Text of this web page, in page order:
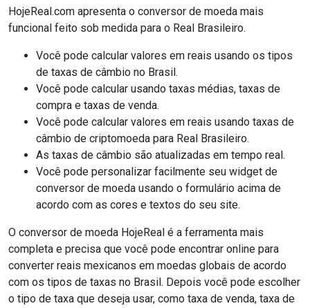
HojeReal.com apresenta o conversor de moeda mais
funcional feito sob medida para o Real Brasileiro.
Você pode calcular valores em reais usando os tipos
de taxas de câmbio no Brasil.
Você pode calcular usando taxas médias, taxas de
compra e taxas de venda.
Você pode calcular valores em reais usando taxas de
câmbio de criptomoeda para Real Brasileiro.
As taxas de câmbio são atualizadas em tempo real.
Você pode personalizar facilmente seu widget de
conversor de moeda usando o formulário acima de
acordo com as cores e textos do seu site.
O conversor de moeda HojeReal é a ferramenta mais
completa e precisa que você pode encontrar online para
converter reais mexicanos em moedas globais de acordo
com os tipos de taxas no Brasil. Depois você pode escolher
o tipo de taxa que deseja usar, como taxa de venda, taxa de